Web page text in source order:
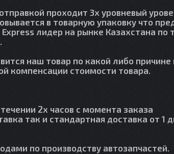
проходит 3х уровневый
в товарную упаковку что
лидер на рынке Казахстана по
наш товар по какой либо
компенсации стоимости товара.
2х часов с момента заказа
так и стандартная доставка от 1
по производству автозапчастей.